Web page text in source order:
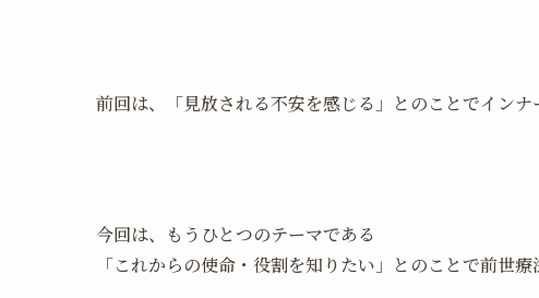
前回は、「見放される不安を感じる」とのことでインナ
今回は、もうひとつのテーマである
「これからの使命・役割を知りたい」とのことで前世療